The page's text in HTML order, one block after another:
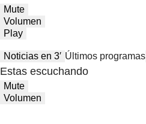
Mute
Volumen
Play
Noticias en 3′ Últimos programas
Estas escuchando
Mute
Volumen